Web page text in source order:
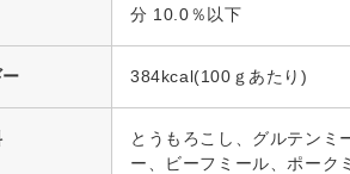
分 10.0％以下
384kcal(100ｇあたり)
とうもろこし、グルテンミ
ー、ビーフミール、ポーク